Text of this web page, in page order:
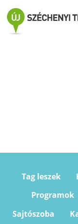
Tag leszek
Programok
Sajtószoba